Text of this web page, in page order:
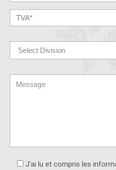
J'ai lu et compris les